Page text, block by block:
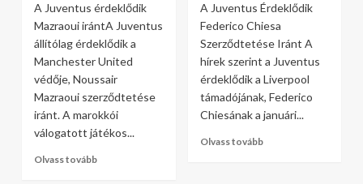
A Juventus érdeklődik
Mazraoui irántA Juventus
állítólag érdeklődik a
Manchester United
védője, Noussair
Mazraoui szerződtetése
iránt. A marokkói
válogatott játékos...
Olvass tovább
A Juventus Érdeklődik
Federico Chiesa
Szerződtetése Iránt A
hírek szerint a Juventus
érdeklődik a Liverpool
támadójának, Federico
Chiesának a januári...
Olvass tovább